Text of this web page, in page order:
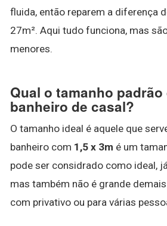
fluida, então reparem a diferença
27m². Aqui tudo funciona, mas
menores.
Qual o tamanho padrão
banheiro de casal?
O tamanho ideal é aquele que
banheiro com 1,5 x 3m é um
pode ser considrado como ideal,
mas também não é grande
com privativo ou para várias